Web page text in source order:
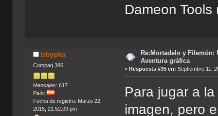
Dameon
bbypka
Compaq 386
Mensajes: 617
País:
Fecha de registro: Marzo 22,
2015, 21:52:09 pm
Re:Mortadelo y Filemón:
Aventura gráfica
«Respuesta #35 en: Septiembre 11,
Para jugar a
imagen, pero